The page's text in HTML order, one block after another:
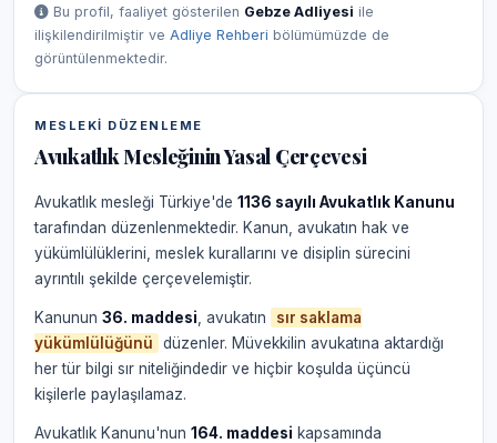
Bu profil, faaliyet gösterilen Gebze Adliyesi ile
ilişkilendirilmiştir ve Adliye Rehberi bölümümüzde de
görüntülenmektedir.
MESLEKI DÜZENLEME
Avukatlık Mesleğinin Yasal Çerçevesi
Avukatlık mesleği Türkiye'de 1136 sayılı Avukatlık Kanunu
tarafından düzenlenmektedir. Kanun, avukatın hak ve
yükümlülüklerini, meslek kurallarını ve disiplin sürecini
ayrıntılı şekilde çerçevelemiştir.
Kanunun 36. maddesi , avukatın
sır saklama
yükümlülüğünü
düzenler. Müvekkilin avukatına aktardığı
her tür bilgi sır niteliğindedir ve hiçbir koşulda üçüncü
kişilerle paylaşılamaz.
Avukatlık Kanunu'nun 164. maddesi kapsamında